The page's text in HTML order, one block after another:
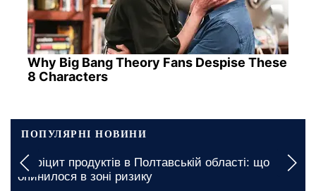
Why Big Bang Theory Fans Despise These
8 Characters
ПОПУЛЯРНІ НОВИНИ
Вимкнення будуть тривалими: якими будуть
графіки відключення світла у Запоріжжі на 7
серпня